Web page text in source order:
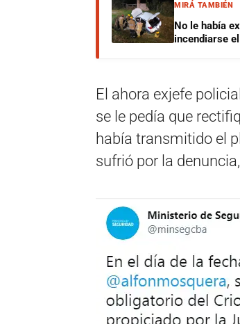
MIRÁ TAMBIÉN
No le había
incendiarse
El ahora exjefe
se le pedía que
había transmitido el
sufrió por la